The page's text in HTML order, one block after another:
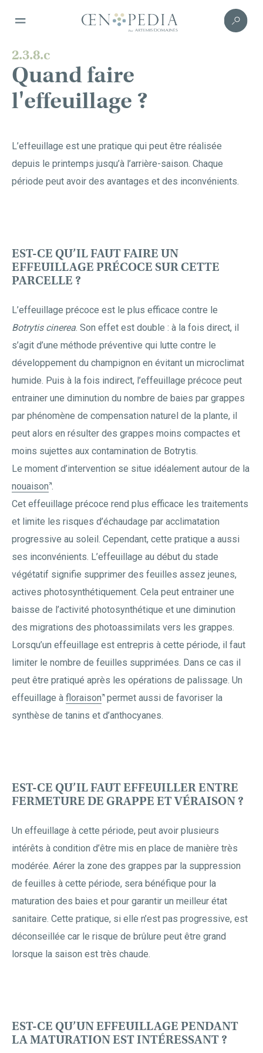
2.3.8.c
Quand faire
l'effeuillage ?
L’effeuillage est une pratique qui peut être réalisée
depuis le printemps jusqu’à l’arrière-saison. Chaque
période peut avoir des avantages et des inconvénients.
EST-CE QU’IL FAUT FAIRE UN
EFFEUILLAGE PRÉCOCE SUR CETTE
PARCELLE ?
L’effeuillage précoce est le plus efficace contre le
Botrytis cinerea. Son effet est double : à la fois direct, il
s’agit d’une méthode préventive qui lutte contre le
développement du champignon en évitant un microclimat
humide. Puis à la fois indirect, l’effeuillage précoce peut
entrainer une diminution du nombre de baies par grappes
par phénomène de compensation naturel de la plante, il
peut alors en résulter des grappes moins compactes et
moins sujettes aux contamination de Botrytis.
Le moment d’intervention se situe idéalement autour de la
nouaison .
Cet effeuillage précoce rend plus efficace les traitements
et limite les risques d’échaudage par acclimatation
progressive au soleil. Cependant, cette pratique a aussi
ses inconvénients. L’effeuillage au début du stade
végétatif signifie supprimer des feuilles assez jeunes,
actives photosynthétiquement. Cela peut entrainer une
baisse de l’activité photosynthétique et une diminution
des migrations des photoassimilats vers les grappes.
Lorsqu’un effeuillage est entrepris à cette période, il faut
limiter le nombre de feuilles supprimées. Dans ce cas il
peut être pratiqué après les opérations de palissage. Un
effeuillage à floraison permet aussi de favoriser la
synthèse de tanins et d’anthocyanes.
EST-CE QU’IL FAUT EFFEUILLER ENTRE
FERMETURE DE GRAPPE ET VÉRAISON ?
Un effeuillage à cette période, peut avoir plusieurs
intérêts à condition d’être mis en place de manière très
modérée. Aérer la zone des grappes par la suppression
de feuilles à cette période, sera bénéfique pour la
maturation des baies et pour garantir un meilleur état
sanitaire. Cette pratique, si elle n’est pas progressive, est
déconseillée car le risque de brûlure peut être grand
lorsque la saison est très chaude.
EST-CE QU’UN EFFEUILLAGE PENDANT
LA MATURATION EST INTÉRESSANT ?